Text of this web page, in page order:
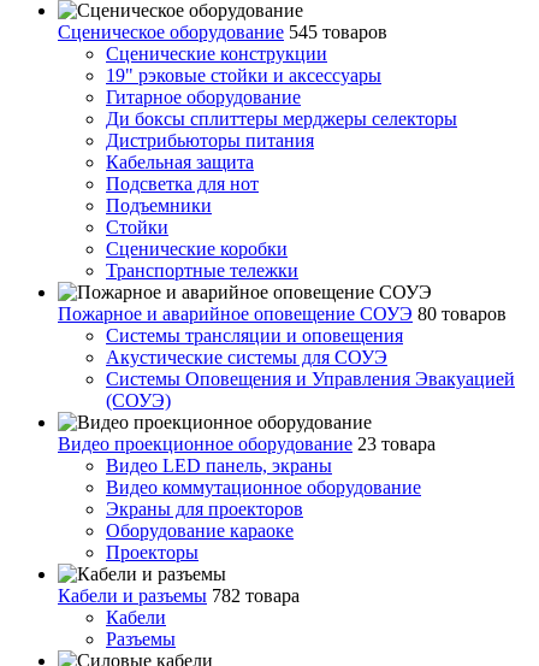
Сценическое оборудование 545 товаров
Сценические конструкции
19" рэковые стойки и аксесcуары
Гитарное оборудование
Ди боксы сплиттеры мерджеры селекторы
Дистрибьюторы питания
Кабельная защита
Подсветка для нот
Подъемники
Стойки
Сценические коробки
Транспортные тележки
Пожарное и аварийное оповещение СОУЭ 80 товаров
Cистемы трансляции и оповещения
Акустические системы для СОУЭ
Системы Оповещения и Управления Эвакуацией
(СОУЭ)
Видео проекционное оборудование 23 товара
Видео LED панель, экраны
Видео коммутационное оборудование
Экраны для проекторов
Оборудование караоке
Проекторы
Кабели и разъемы 782 товара
Кабели
Разъемы